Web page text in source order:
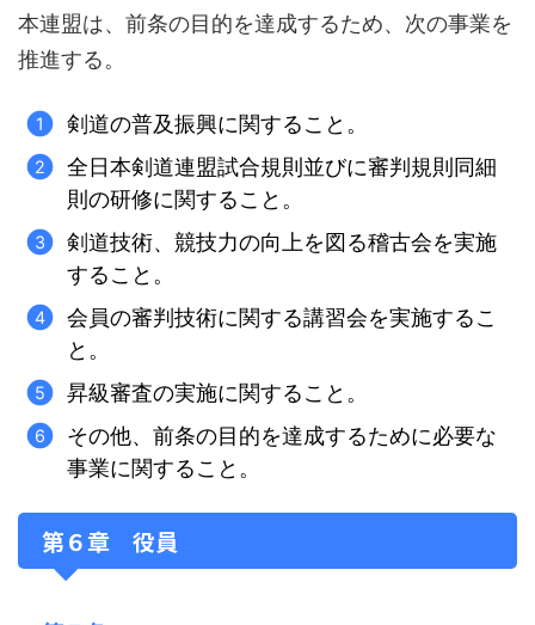
本連盟は、前条の目的を達成するため、次の事業を
推進する。
剣道の普及振興に関すること。
全日本剣道連盟試合規則並びに審判規則同細
則の研修に関すること。
剣道技術、競技力の向上を図る稽古会を実施
すること。
会員の審判技術に関する講習会を実施するこ
と。
昇級審査の実施に関すること。
その他、前条の目的を達成するために必要な
事業に関すること。
第６章 役員